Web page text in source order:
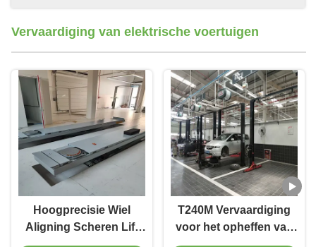
Vervaardiging van elektrische voertuigen
Hoogprecisie Wiel
Aligning Scheren Lift
T400D 4000kg
T240M Vervaardiging
voor het opheffen van
voertuigen met twee